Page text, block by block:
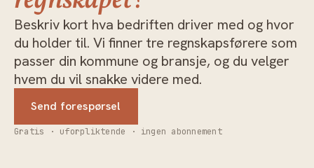
Beskriv kort hva bedriften driver med og hvor
du holder til. Vi finner tre regnskapsførere som
passer din kommune og bransje, og du velger
hvem du vil snakke videre med.
Send forespørsel
Gratis · uforpliktende · ingen abonnement